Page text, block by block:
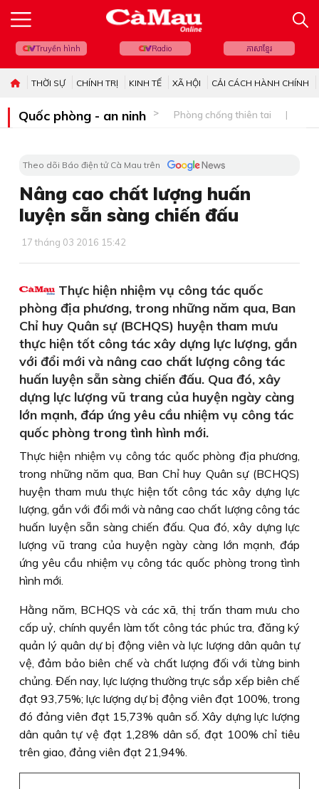
Truyền hình Radio ភាសាខ្មែរ
THỜI SỰ CHÍNH TRỊ KINH TẾ XÃ HỘI CẢI CÁCH HÀNH CHÍNH
Quốc phòng - an ninh Phòng chống thiên tai
Theo dõi Báo điện tử Cà Mau trên
Nâng cao chất lượng huấn
luyện sẵn sàng chiến đấu
17 tháng 03 2016 15:42
Thực hiện nhiệm vụ công tác quốc
phòng địa phương, trong những năm qua, Ban
Chỉ huy Quân sự (BCHQS) huyện tham mưu
thực hiện tốt công tác xây dựng lực lượng, gắn
với đổi mới và nâng cao chất lượng công tác
huấn luyện sẵn sàng chiến đấu. Qua đó, xây
dựng lực lượng vũ trang của huyện ngày càng
lớn mạnh, đáp ứng yêu cầu nhiệm vụ công tác
quốc phòng trong tình hình mới.
Thực hiện nhiệm vụ công tác quốc phòng địa phương,
trong những năm qua, Ban Chỉ huy Quân sự (BCHQS)
huyện tham mưu thực hiện tốt công tác xây dựng lực
lượng, gắn với đổi mới và nâng cao chất lượng công tác
huấn luyện sẵn sàng chiến đấu. Qua đó, xây dựng lực
lượng vũ trang của huyện ngày càng lớn mạnh, đáp
ứng yêu cầu nhiệm vụ công tác quốc phòng trong tình
hình mới.
Hằng năm, BCHQS và các xã, thị trấn tham mưu cho
cấp uỷ, chính quyền làm tốt công tác phúc tra, đăng ký
quản lý quân dự bị động viên và lực lượng dân quân tự
vệ, đảm bảo biên chế và chất lượng đối với từng binh
chủng. Đến nay, lực lượng thường trực sắp xếp biên chế
đạt 93,75%; lực lượng dự bị động viên đạt 100%, trong
đó đảng viên đạt 15,73% quân số. Xây dựng lực lượng
dân quân tự vệ đạt 1,28% dân số, đạt 100% chỉ tiêu
trên giao, đảng viên đạt 21,94%.